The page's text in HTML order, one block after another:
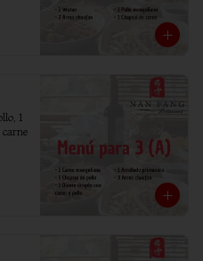
1
carne